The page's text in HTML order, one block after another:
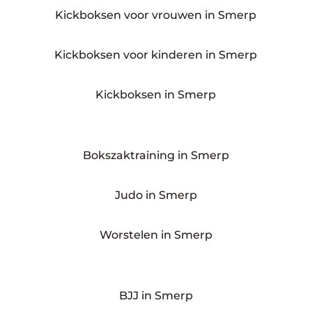
Kickboksen voor vrouwen in Smerp
Kickboksen voor kinderen in Smerp
Kickboksen in Smerp
Bokszaktraining in Smerp
Judo in Smerp
Worstelen in Smerp
BJJ in Smerp